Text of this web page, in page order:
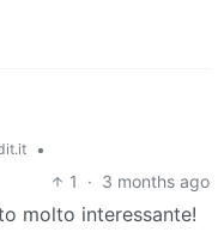
•
1 · 3 months ago
molto interessante!